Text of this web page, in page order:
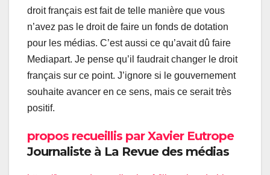
droit français est fait de telle manière que vous
n’avez pas le droit de faire un fonds de dotation
pour les médias. C’est aussi ce qu’avait dû faire
Mediapart. Je pense qu’il faudrait changer le droit
français sur ce point. J’ignore si le gouvernement
souhaite avancer en ce sens, mais ce serait très
positif.
propos recueillis par Xavier Eutrope
Journaliste à La Revue des médias